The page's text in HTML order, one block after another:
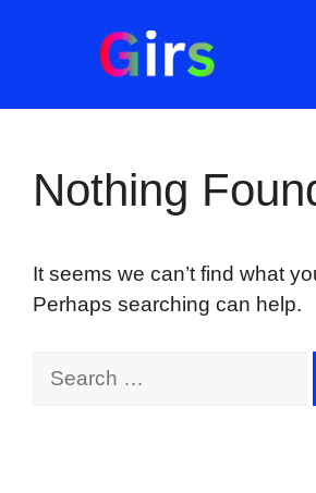
Nothing
It seems we can’t find what
Perhaps searching can help.